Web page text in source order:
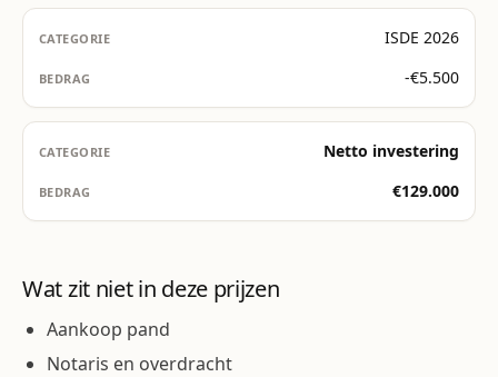
ISDE 2026
-€5.500
Netto investering
€129.000
Wat zit niet in deze prijzen
Aankoop pand
Notaris en overdracht